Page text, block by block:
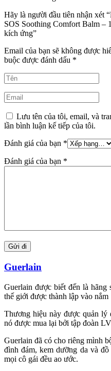
Hãy là người đầu tiên nhận xét
SOS Soothing Comfort Balm –
kích ứng”
Email của bạn sẽ không được
buộc được đánh dấu *
Lưu tên của tôi, email, và
lần bình luận kế tiếp của tôi.
Đánh giá của bạn *
Đánh giá của bạn *
Guerlain
Guerlain được biết đến là hãng
thế giới được thành lập vào nắm
Thương hiệu này được quản lý
nó được mua lại bởi tập đoàn
Guerlain đã có cho riêng mình
đình đám, kem dưỡng da và
mọi cô gái đều ao ước.